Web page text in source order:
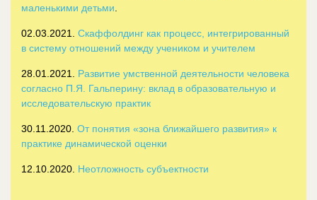
маленькими детьми.
02.03.2021. Скаффолдинг как процесс, интегрированный
в систему отношений между учеником и учителем
28.01.2021. Развитие умственной деятельности человека
согласно П.Я. Гальперину: вклад в образовательную и
исследовательскую практик
30.11.2020. От понятия «зона ближайшего развития» к
практике динамической оценки
12.10.2020. Неотложность субъектности